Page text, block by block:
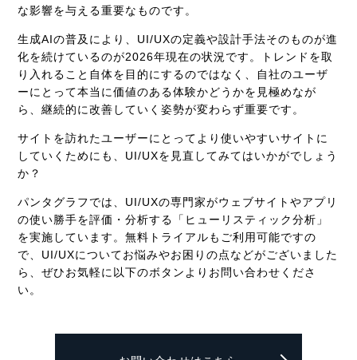
な影響を与える重要なものです。
生成AIの普及により、UI/UXの定義や設計手法そのものが進
化を続けているのが2026年現在の状況です。トレンドを取
り入れること自体を目的にするのではなく、自社のユーザ
ーにとって本当に価値のある体験かどうかを見極めなが
ら、継続的に改善していく姿勢が変わらず重要です。
サイトを訪れたユーザーにとってより使いやすいサイトに
していくためにも、UI/UXを見直してみてはいかがでしょう
か？
パンタグラフでは、UI/UXの専門家がウェブサイトやアプリ
の使い勝手を評価・分析する「ヒューリスティック分析」
を実施しています。無料トライアルもご利用可能ですの
で、UI/UXについてお悩みやお困りの点などがございました
ら、ぜひお気軽に以下のボタンよりお問い合わせくださ
い。